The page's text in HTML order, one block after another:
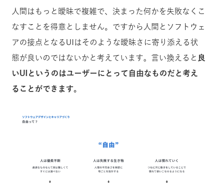
人間はもっと曖昧で複雑で、決まった何かを失敗なくこ
なすことを得意としません。ですから人間とソフトウェ
アの接点となるUIはそのような曖昧さに寄り添える状
態が良いのではないかと考えています。言い換えると 良
いUIというのはユーザーにとって自由なものだと考え
ることができます。